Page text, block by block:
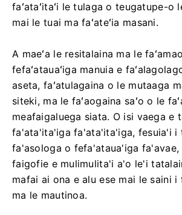
faʻataʻitaʻi le tulaga o teugatupe-o
mai le tuai ma faʻateʻia masani.
A maeʻa le resitalaina ma le
fefaʻatauaʻiga manuia e
aseta, faʻatulagaina o le mutaaga
siteki, ma le faʻaogaina saʻo o le
meafaigaluega siata. O isi vaega e
fa'ata'ita'iga fa'ata'ita'iga, fesuia'i i
fa'asologa o fefa'ataua'iga fa'avae,
faigofie e mulimulita'i a'o le'i
mafai ai ona e alu ese mai le saini
ma le mautinoa.